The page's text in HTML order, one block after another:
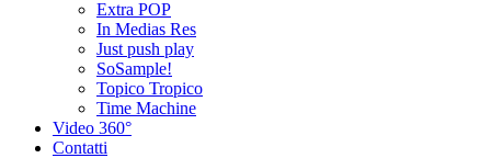
Extra POP
In Medias Res
Just push play
SoSample!
Topico Tropico
Time Machine
Video 360°
Contatti